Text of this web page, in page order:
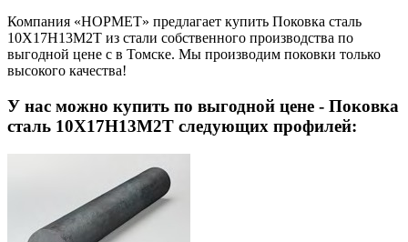
Компания «НОРМЕТ» предлагает купить Поковка сталь
10Х17Н13М2Т из стали собственного производства по
выгодной цене с в Томске. Мы производим поковки только
высокого качества!
У нас можно купить по выгодной цене - Поковка
сталь 10Х17Н13М2Т следующих профилей: